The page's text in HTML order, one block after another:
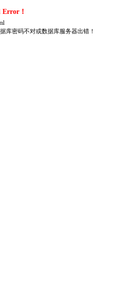
！
库密码不对或数据库服务器出错！